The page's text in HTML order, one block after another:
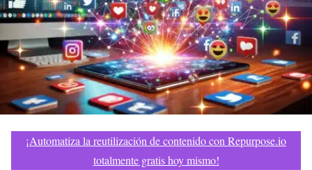
¡Automatiza la reutilización de contenido con Repurpose.io
totalmente gratis hoy mismo!